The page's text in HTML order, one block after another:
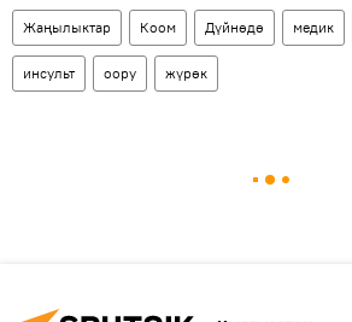
Жаңылыктар Коом Дүйнөдө медик
инсульт оору жүрөк